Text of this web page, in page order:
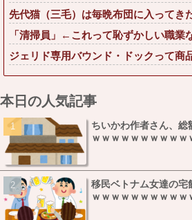
先代猫（三毛）は毎晩布団に入ってき
「清掃員」←これって恥ずかしい職業
ジェリド専用バウンド・ドックって商
本日の人気記事
ちいかわ作者さん、総
ｗｗｗｗｗｗｗｗｗｗ
移民ベトナム女達の宅
ｗｗｗｗｗｗｗｗｗｗ